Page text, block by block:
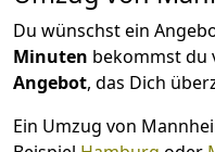
Du wünschst ein
Minuten bekommst du
Angebot, das Dich
Ein Umzug von